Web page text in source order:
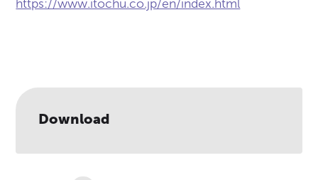
https://www.itochu.co.jp/en/index.html
Download